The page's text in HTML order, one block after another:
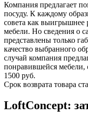
Компания предлагает
посуду. К каждому
совета как выигрышнее
мебели. Но сведения о
представлены только
качество выбранного
случай компания
понравившейся мебели,
1500 руб.
Срок возврата товара
LoftConcept: